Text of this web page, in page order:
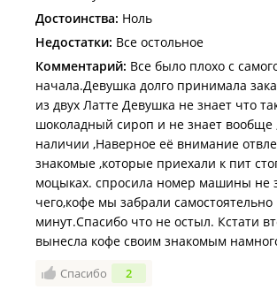
Достоинства: Ноль
Недостатки: Все остольное
Комментарий: Все было плохо с
начала.Девушка долго принимала
из двух Латте Девушка не знает что
шоколадный сироп и не знает вообще
наличии ,Наверное её внимание
знакомые ,которые приехали к пит
моцыках. спросила номер машины не
чего,кофе мы забрали самостоятельно
минут.Спасибо что не остыл. Кстати
вынесла кофе своим знакомым
Спасибо 2